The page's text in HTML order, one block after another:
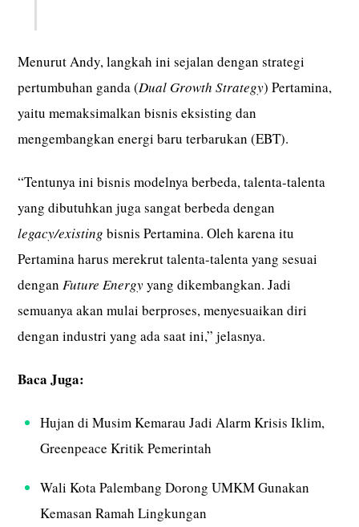
Menurut Andy, langkah ini sejalan dengan strategi
pertumbuhan ganda (Dual Growth Strategy) Pertamina,
yaitu memaksimalkan bisnis eksisting dan
mengembangkan energi baru terbarukan (EBT).
“Tentunya ini bisnis modelnya berbeda, talenta-talenta
yang dibutuhkan juga sangat berbeda dengan
legacy/existing bisnis Pertamina. Oleh karena itu
Pertamina harus merekrut talenta-talenta yang sesuai
denganFuture Energyyang dikembangkan. Jadi
semuanya akan mulai berproses, menyesuaikan diri
dengan industri yang ada saat ini,” jelasnya.
Baca Juga:
Hujan di Musim Kemarau Jadi Alarm Krisis Iklim,
Greenpeace Kritik Pemerintah
Wali Kota Palembang Dorong UMKM Gunakan
Kemasan Ramah Lingkungan